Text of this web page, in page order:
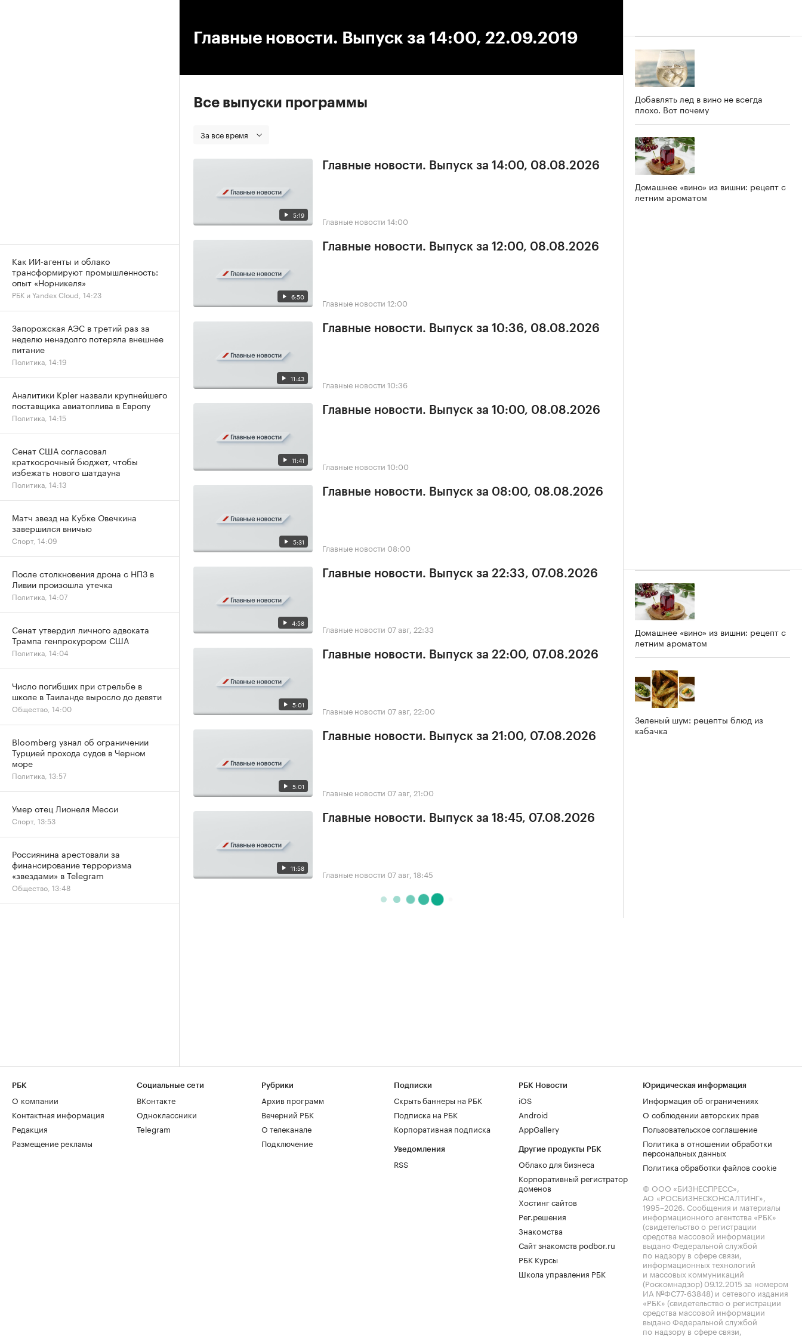
Главные новости. Выпуск за 14:00, 22.09.2019
Все выпуски программы
За все время
5:19
Главные новости. Выпуск за 14:00, 08.08.2026
Главные новости 14:00
6:50
Главные новости. Выпуск за 12:00, 08.08.2026
Главные новости 12:00
11:43
Главные новости. Выпуск за 10:36, 08.08.2026
Главные новости 10:36
11:41
Главные новости. Выпуск за 10:00, 08.08.2026
Главные новости 10:00
5:31
Главные новости. Выпуск за 08:00, 08.08.2026
Главные новости 08:00
4:58
Главные новости. Выпуск за 22:33, 07.08.2026
Главные новости 07 авг, 22:33
5:01
Главные новости. Выпуск за 22:00, 07.08.2026
Главные новости 07 авг, 22:00
5:01
Главные новости. Выпуск за 21:00, 07.08.2026
Главные новости 07 авг, 21:00
11:58
Главные новости. Выпуск за 18:45, 07.08.2026
Главные новости 07 авг, 18:45
Добавлять лед в вино не всегда
плохо. Вот почему
Домашнее «вино» из вишни: рецепт с
летним ароматом
Домашнее «вино» из вишни: рецепт с
летним ароматом
Зеленый шум: рецепты блюд из
кабачка
Как ИИ-агенты и облако
трансформируют промышленность:
опыт «Норникеля»
РБК и Yandex Cloud, 14:23
Запорожская АЭС в третий раз за
неделю ненадолго потеряла внешнее
питание
Политика, 14:19
Аналитики Kpler назвали крупнейшего
поставщика авиатоплива в Европу
Политика, 14:15
Сенат США согласовал
краткосрочный бюджет, чтобы
избежать нового шатдауна
Политика, 14:13
Матч звезд на Кубке Овечкина
завершился вничью
Спорт, 14:09
После столкновения дрона с НПЗ в
Ливии произошла утечка
Политика, 14:07
Сенат утвердил личного адвоката
Трампа генпрокурором США
Политика, 14:04
Число погибших при стрельбе в
школе в Таиланде выросло до девяти
Общество, 14:00
Bloomberg узнал об ограничении
Турцией прохода судов в Черном
море
Политика, 13:57
Умер отец Лионеля Месси
Спорт, 13:53
Россиянина арестовали за
финансирование терроризма
«звездами» в Telegram
Общество, 13:48
РБК
О компании
Контактная информация
Редакция
Размещение рекламы
Социальные сети
ВКонтакте
Одноклассники
Telegram
Рубрики
Архив программ
Вечерний РБК
О телеканале
Подключение
Подписки
Скрыть баннеры на РБК
Подписка на РБК
Корпоративная подписка
Уведомления
RSS
РБК Новости
iOS
Android
AppGallery
Другие продукты РБК
Облако для бизнеса
Корпоративный регистратор
доменов
Хостинг сайтов
Рег.решения
Знакомства
Сайт знакомств podbor.ru
РБК Курсы
Школа управления РБК
Юридическая информация
Информация об ограничениях
О соблюдении авторских прав
Пользовательское соглашение
Политика в отношении обработки
персональных данных
Политика обработки файлов cookie
© ООО «БИЗНЕСПРЕСС»,
АО «РОСБИЗНЕСКОНСАЛТИНГ»,
1995–2026. Сообщения и материалы
информационного агентства «РБК»
(свидетельство о регистрации
средства массовой информации
выдано Федеральной службой
по надзору в сфере связи,
информационных технологий
и массовых коммуникаций
(Роскомнадзор) 09.12.2015 за номером
ИА №ФС77-63848) и сетевого издания
«РБК» (свидетельство о регистрации
средства массовой информации
выдано Федеральной службой
по надзору в сфере связи,